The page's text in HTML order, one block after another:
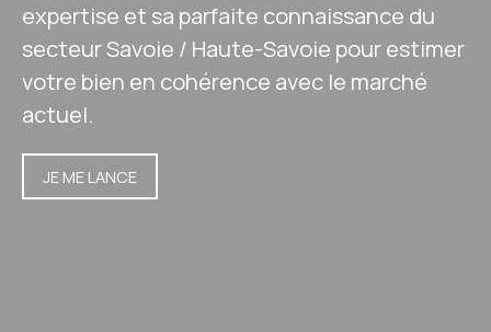
expertise et sa parfaite connaissance du
secteur Savoie / Haute-Savoie pour estimer
votre bien en cohérence avec le marché
actuel.
JE ME LANCE